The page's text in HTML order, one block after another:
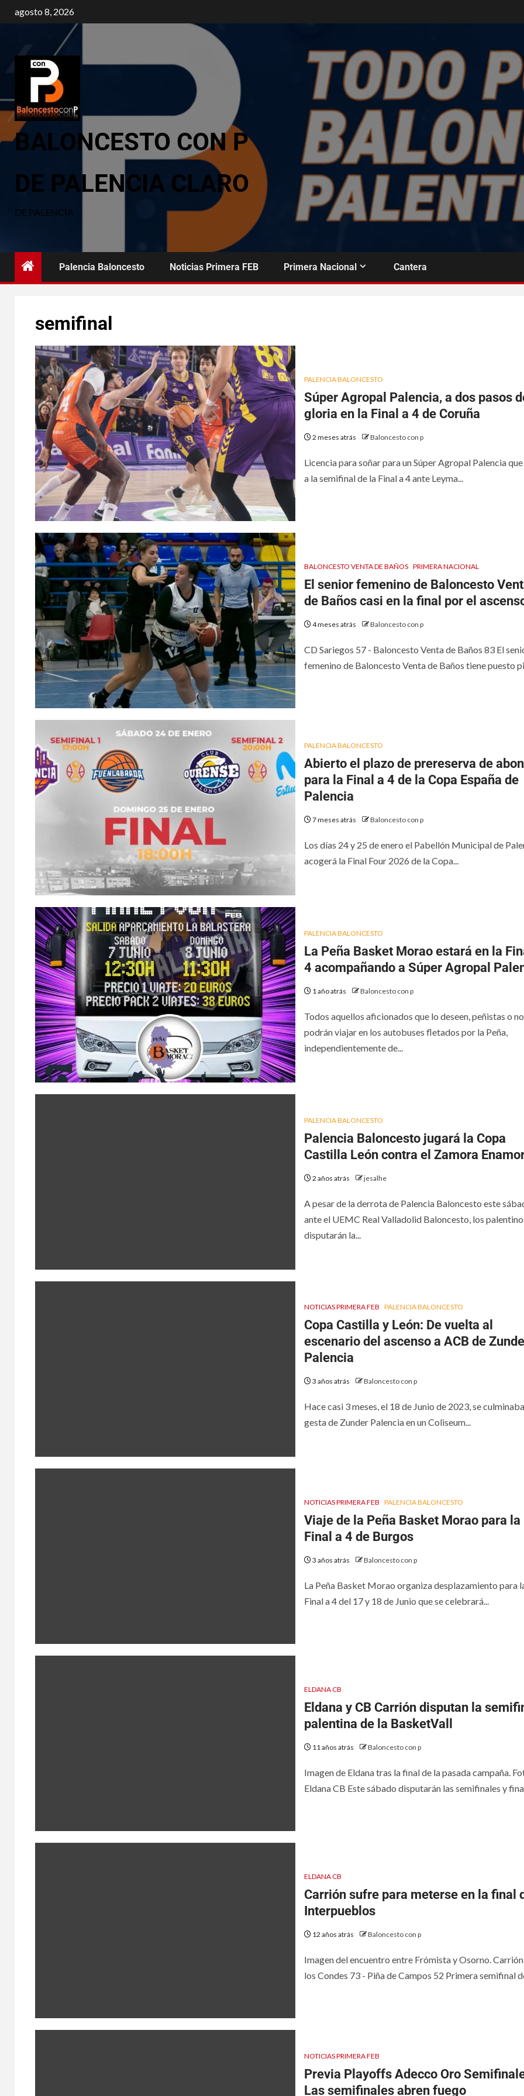
agosto 8, 2026
BALONCESTO CON P
DE PALENCIA CLARO
DE PALENCIA
Palencia Baloncesto Noticias Primera FEB Primera Nacional Cantera
semifinal
PALENCIA BALONCESTO
Súper Agropal Palencia, a dos pasos
gloria en la Final a 4 de Coruña
2 meses atrás Baloncesto con p
Licencia para soñar para un Súper Agropal Palencia
a la semifinal de la Final a 4 ante Leyma...
BALONCESTO VENTA DE BAÑOS PRIMERA NACIONAL
El senior femenino de Baloncesto
de Baños casi en la final por el
4 meses atrás Baloncesto con p
CD Sariegos 57 - Baloncesto Venta de Baños 83 El
femenino de Baloncesto Venta de Baños tiene puesto
PALENCIA BALONCESTO
Abierto el plazo de prereserva de
para la Final a 4 de la Copa España de
Palencia
7 meses atrás Baloncesto con p
Los días 24 y 25 de enero el Pabellón Municipal de
acogerá la Final Four 2026 de la Copa...
PALENCIA BALONCESTO
La Peña Basket Morao estará en la
4 acompañando a Súper Agropal
1 año atrás Baloncesto con p
Todos aquellos aficionados que lo deseen, peñistas o no,
podrán viajar en los autobuses fletados por la Peña,
independientemente de...
PALENCIA BALONCESTO
Palencia Baloncesto jugará la Copa
Castilla León contra el Zamora
2 años atrás jesalhe
A pesar de la derrota de Palencia Baloncesto este
ante el UEMC Real Valladolid Baloncesto, los
disputarán la...
NOTICIAS PRIMERA FEB PALENCIA BALONCESTO
Copa Castilla y León: De vuelta al
escenario del ascenso a ACB de
Palencia
3 años atrás Baloncesto con p
Hace casi 3 meses, el 18 de Junio de 2023, se
gesta de Zunder Palencia en un Coliseum...
NOTICIAS PRIMERA FEB PALENCIA BALONCESTO
Viaje de la Peña Basket Morao para la
Final a 4 de Burgos
3 años atrás Baloncesto con p
La Peña Basket Morao organiza desplazamiento para
Final a 4 del 17 y 18 de Junio que se celebrará...
ELDANA CB
Eldana y CB Carrión disputan la
palentina de la BasketVall
11 años atrás Baloncesto con p
Imagen de Eldana tras la final de la pasada campaña.
Eldana CB Este sábado disputarán las semifinales y
ELDANA CB
Carrión sufre para meterse en la final
Interpueblos
12 años atrás Baloncesto con p
Imagen del encuentro entre Frómista y Osorno.
los Condes 73 - Piña de Campos 52 Primera semifinal
NOTICIAS PRIMERA FEB
Previa Playoffs Adecco Oro
Las semifinales abren fuego